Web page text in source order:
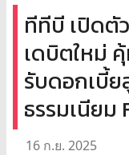
ทีทีบี เปิดตั
เดบิตใหม่
รับดอกเบี้ย
ธรรมเนียม
16 ก.ย. 2025